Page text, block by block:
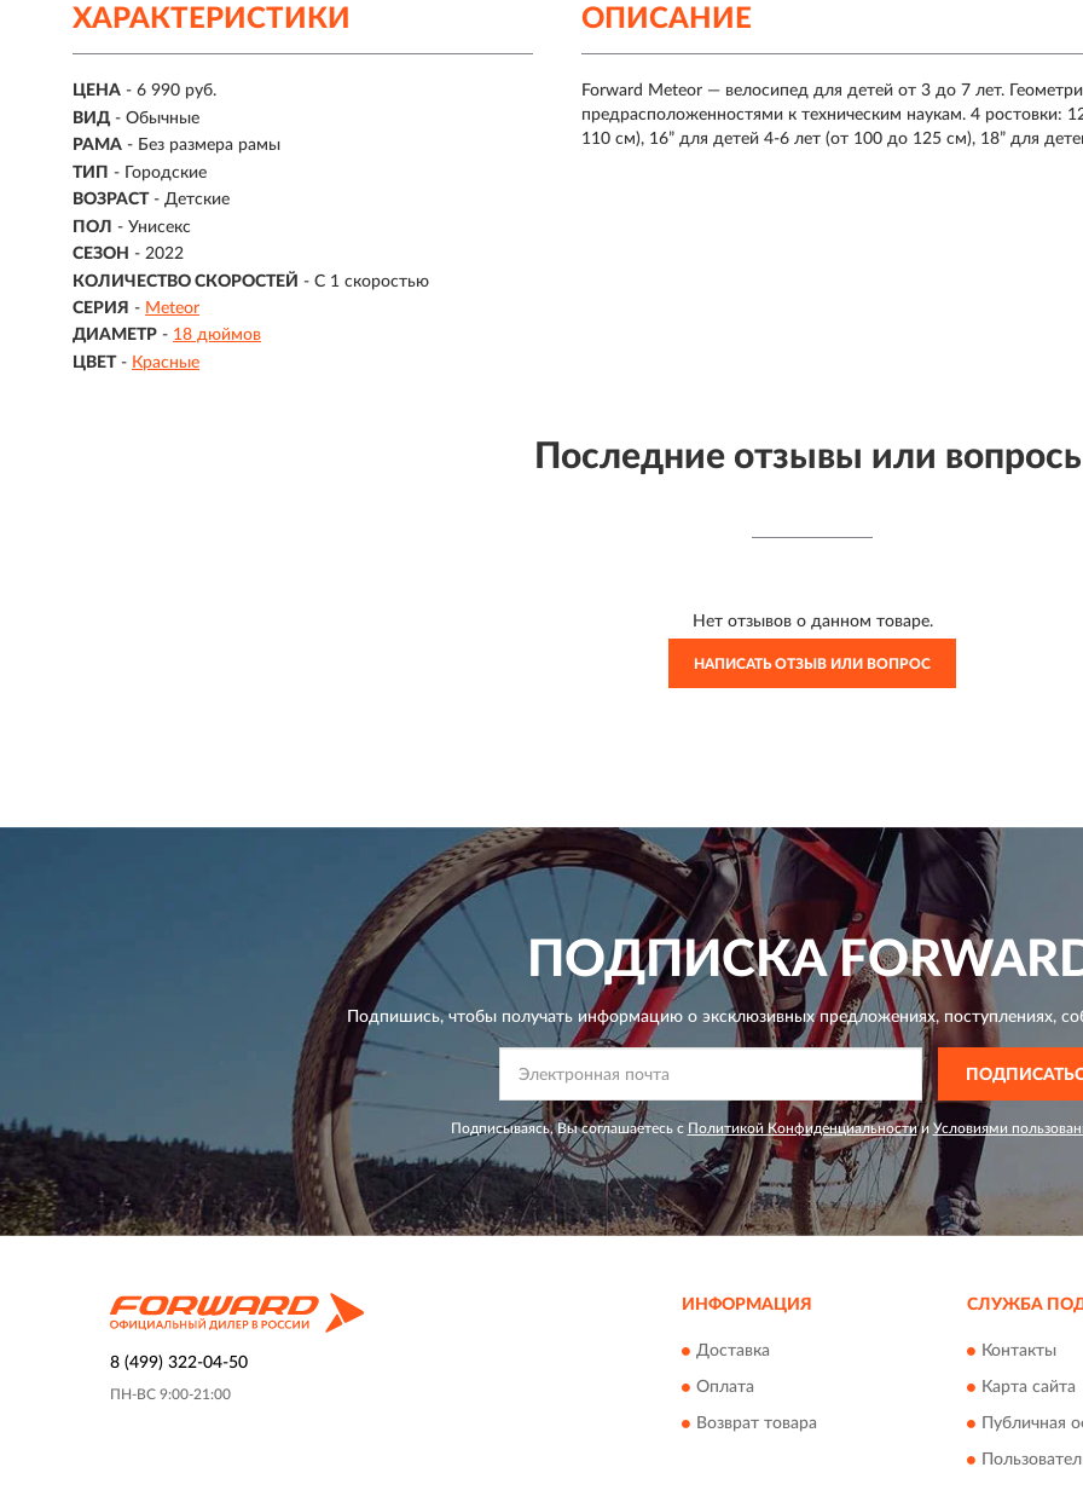
ХАРАКТЕРИСТИКИ
ЦЕНА - 6 990 руб.
ВИД - Обычные
РАМА - Без размера рамы
ТИП - Городские
ВОЗРАСТ - Детские
ПОЛ - Унисекс
СЕЗОН - 2022
КОЛИЧЕСТВО СКОРОСТЕЙ - С 1 скоростью
СЕРИЯ - Meteor
ДИАМЕТР - 18 дюймов
ЦВЕТ - Красные
ОПИСАНИЕ
Forward Meteor — велосипед для детей от 3 до 7 лет.
предрасположенностями к техническим наукам. 4 ростовки:
110 см), 16” для детей 4-6 лет (от 100 до 125 см), 18” для
Последние отзывы или
Нет отзывов о данном товаре.
НАПИСАТЬ ОТЗЫВ ИЛИ ВОПРОС
ПОДПИСКА
Подпишись, чтобы получать информацию о эксклюзивных предложениях,поступлениях,
Подписываясь, Вы соглашаетесь с Политикой Конфиденциальности и Условиями
8 (499) 322-04-50
ПН-ВС 9:00-21:00
ИНФОРМАЦИЯ
Доставка
Оплата
Возврат товара
СЛУЖБА
Контакты
Карта сайта
Публичная